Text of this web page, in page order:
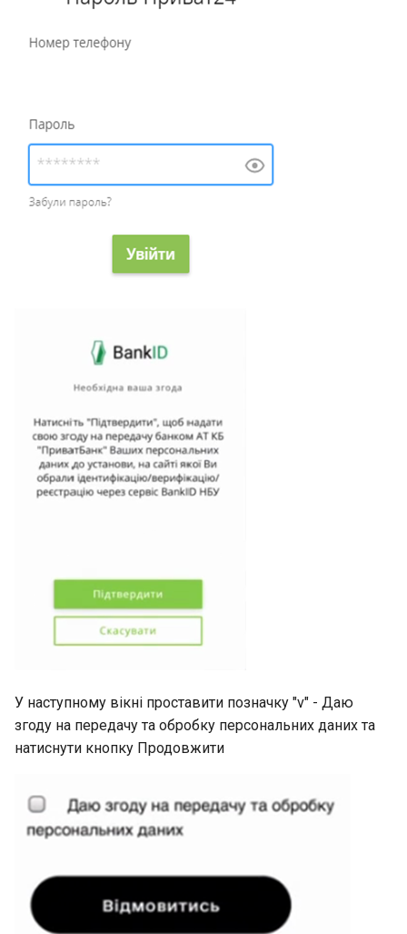
У наступному вікні проставити позначку "v" - Даю
згоду на передачу та обробку персональних даних та
натиснути кнопку Продовжити